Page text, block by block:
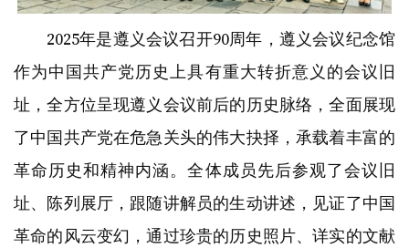
2025年是遵义会议召开90周年，遵义会议纪念馆
作为中国共产党历史上具有重大转折意义的会议旧
址，全方位呈现遵义会议前后的历史脉络，全面展现
了中国共产党在危急关头的伟大抉择，承载着丰富的
革命历史和精神内涵。全体成员先后参观了会议旧
址、陈列展厅，跟随讲解员的生动讲述，见证了中国
革命的风云变幻，通过珍贵的历史照片、详实的文献